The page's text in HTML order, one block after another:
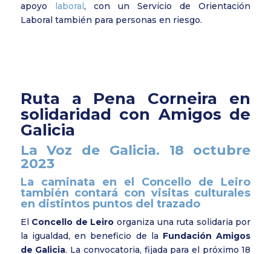
apoyo
laboral , con un Servicio de Orientación
Laboral también para personas en riesgo.
Ruta a Pena Corneira en
solidaridad con Amigos de
Galicia
La Voz de Galicia. 18 octubre
2023
La caminata en el Concello de Leiro
también contará con visitas culturales
en distintos puntos del trazado
El Concello de Leiro organiza una ruta solidaria por
la igualdad, en beneficio de la Fundación Amigos
de Galicia. La convocatoria, fijada para el próximo 18